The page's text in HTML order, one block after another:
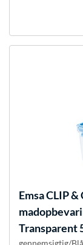
EmsaCLIP &
Transparent